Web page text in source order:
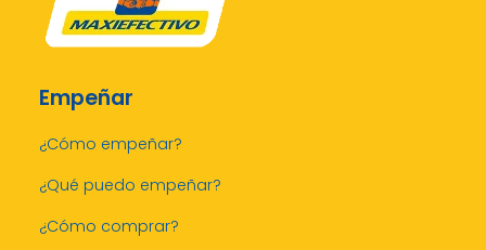
Empeñar
¿Cómo empeñar?
¿Qué puedo empeñar?
¿Cómo comprar?